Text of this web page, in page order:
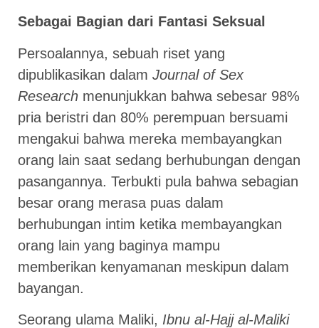
Sebagai Bagian dari Fantasi Seksual
Persoalannya, sebuah riset yang
dipublikasikan dalam Journal of Sex
Research menunjukkan bahwa sebesar 98%
pria beristri dan 80% perempuan bersuami
mengakui bahwa mereka membayangkan
orang lain saat sedang berhubungan dengan
pasangannya. Terbukti pula bahwa sebagian
besar orang merasa puas dalam
berhubungan intim ketika membayangkan
orang lain yang baginya mampu
memberikan kenyamanan meskipun dalam
bayangan.
Seorang ulama Maliki, Ibnu al-Hajj al-Maliki